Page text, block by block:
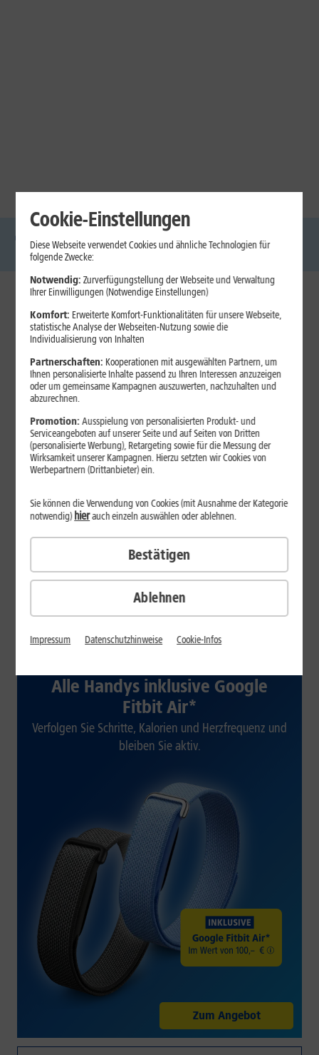
Glasfaser Internet Handys
Mobilfunk-
Laptops
1&1 Internet
Jetzt unterbrechungsfrei ins sehr gute Netz wechseln.
Ohne doppelte Kosten.*
ab 29,99
€/Monat*
Verfügbarkeit prüfen
Alle Handys inklusive Google
Fitbit Air*
Verfolgen Sie Schritte, Kalorien und Herzfrequenz und
bleiben Sie aktiv.
Zum Angebot
Cookie-Einstellungen
Diese Webseite verwendet Cookies und ähnliche Technologien für
folgende Zwecke:
Notwendig: Zurverfügungstellung der Webseite und Verwaltung
Ihrer Einwilligungen (Notwendige Einstellungen)
Komfort: Erweiterte Komfort-Funktionalitäten für unsere Webseite,
statistische Analyse der Webseiten-Nutzung sowie die
Individualisierung von Inhalten
Partnerschaften: Kooperationen mit ausgewählten Partnern, um
Ihnen personalisierte Inhalte passend zu Ihren Interessen anzuzeigen
oder um gemeinsame Kampagnen auszuwerten, nachzuhalten und
abzurechnen.
Promotion:Ausspielung von personalisierten Produkt- und
Serviceangeboten auf unserer Seite und auf Seiten von Dritten
(personalisierte Werbung), Retargeting sowie für die Messung der
Wirksamkeit unserer Kampagnen. Hierzu setzten wir Cookies von
Werbepartnern (Drittanbieter) ein.
Ablehnen
Sie können die Verwendung von Cookies (mit Ausnahme der Kategorie
notwendig)hierauch einzeln auswählen oder ablehnen.
Bestätigen
Impressum Datenschutzhinweise Cookie-Infos